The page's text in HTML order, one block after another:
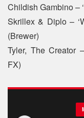
Childish Gambino –
Skrillex & Diplo –
(Brewer)
Tyler, The Creator
FX)